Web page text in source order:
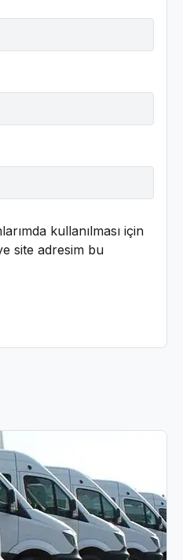
kullanılması için
site adresim bu